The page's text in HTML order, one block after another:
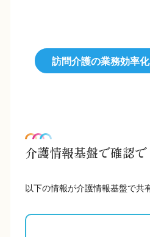
訪問介護の業務効率
介護情報基盤で確認
以下の情報が介護情報基盤で共